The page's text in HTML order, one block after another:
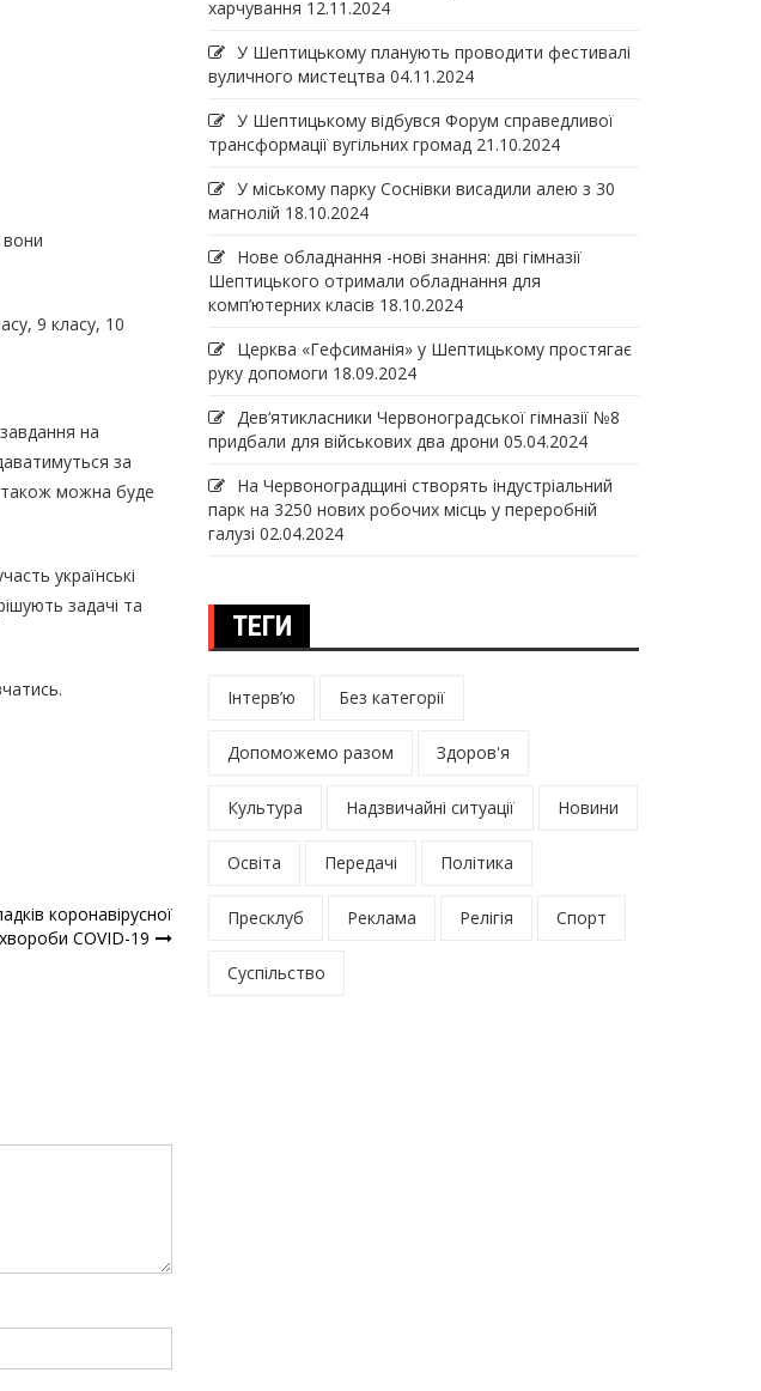
9 класу, 10
на
за
також можна буде
українські
задачі та
коронавірусної
хвороби COVID-19
харчування 12.11.2024
У Шептицькому планують проводити фестивалі
вуличного мистецтва 04.11.2024
У Шептицькому відбувся Форум справедливої
трансформації вугільних громад 21.10.2024
У міському парку Соснівки висадили алею з 30
магнолій 18.10.2024
Нове обладнання -нові знання: дві гімназії
Шептицького отримали обладнання для
комп’ютерних класів 18.10.2024
Церква «Гефсиманія» у Шептицькому простягає
руку допомоги 18.09.2024
Дев‘ятикласники Червоноградської гімназії №8
придбали для військових два дрони 05.04.2024
На Червоноградщині створять індустріальний
парк на 3250 нових робочих місць у переробній
галузі 02.04.2024
ТЕГИ
Інтерв’ю Без категорії
Допоможемо разом Здоров'я
Культура Надзвичайні ситуації Новини
Освіта Передачі Політика
Пресклуб Реклама Релігія Спорт
Суспільство